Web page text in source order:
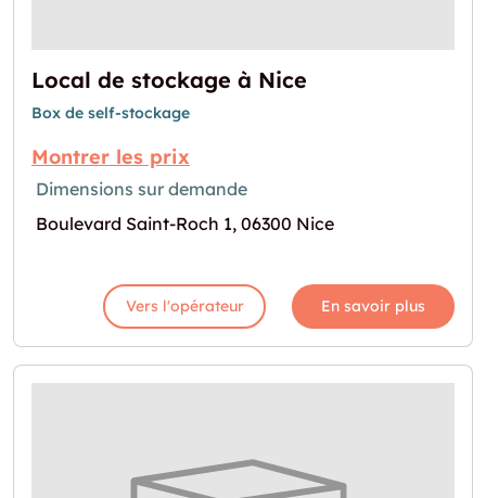
Local de stockage à Nice
Box de self-stockage
Montrer les prix
Dimensions sur demande
Boulevard Saint-Roch 1, 06300 Nice
Vers l'opérateur En savoir plus